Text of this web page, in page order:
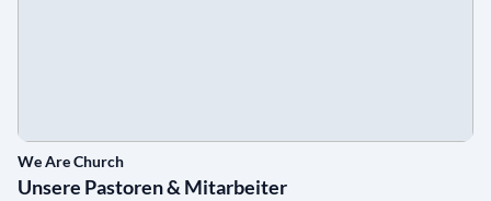
We Are Church
Unsere Pastoren & Mitarbeiter